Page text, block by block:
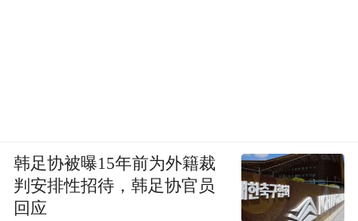
韩足协被曝15年前为外籍裁
判安排性招待，韩足协官员
回应